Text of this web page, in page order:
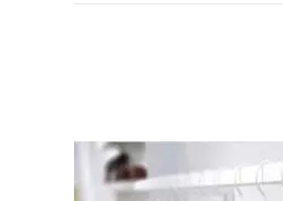
PRODUKT ANSEHEN